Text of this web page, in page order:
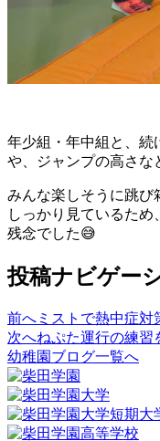
年少組・年中組と、続
や、ジャンプの高さな
みんな楽しそうに跳び
しっかり見ているため
残念でした😅
投稿ナビゲー
前へ ミストで熱中症対
次へねぷた運行の練習
幼稚園ブログ一覧へ